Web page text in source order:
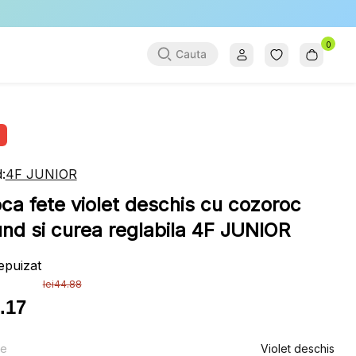
0
4F JUNIOR
fete violet deschis cu cozoroc
si curea reglabila 4F JUNIOR
lei44.88
Violet deschis